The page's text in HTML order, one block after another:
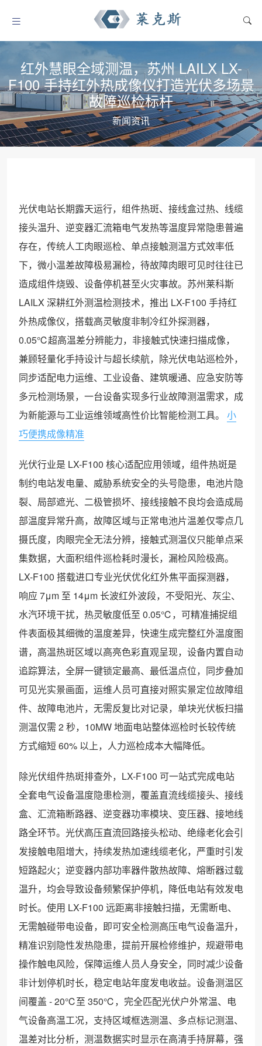
红外慧眼全域测温，苏州 LAILX LX-
F100 手持红外热成像仪打造光伏多场景
故障巡检标杆
新闻资讯
光伏电站长期露天运行，组件热斑、接线盒过热、线缆
接头温升、逆变器汇流箱电气发热等温度异常隐患普遍
存在，传统人工肉眼巡检、单点接触测温方式效率低
下，微小温差故障极易漏检，待故障肉眼可见时往往已
造成组件烧毁、设备停机甚至火灾事故。苏州莱科斯
LAILX 深耕红外测温检测技术，推出 LX-F100 手持红
外热成像仪，搭载高灵敏度非制冷红外探测器，
0.05℃超高温差分辨能力，非接触式快速扫描成像，
兼顾轻量化手持设计与超长续航，除光伏电站巡检外，
同步适配电力运维、工业设备、建筑暖通、应急安防等
多元检测场景，一台设备实现多行业故障测温需求，成
为新能源与工业运维领域高性价比智能检测工具。
小
巧便携成像精准
光伏行业是 LX-F100 核心适配应用领域，组件热斑是
制约电站发电量、威胁系统安全的头号隐患，电池片隐
裂、局部遮光、二极管损坏、接线接触不良均会造成局
部温度异常升高，故障区域与正常电池片温差仅零点几
摄氏度，肉眼完全无法分辨，接触式测温仪只能单点采
集数据，大面积组件巡检耗时漫长，漏检风险极高。
LX-F100 搭载进口专业光伏优化红外焦平面探测器，
响应 7μm 至 14μm 长波红外波段，不受阳光、灰尘、
水汽环境干扰，热灵敏度低至 0.05℃，可精准捕捉组
件表面极其细微的温度差异，快速生成完整红外温度图
谱，高温热斑区域以高亮色彩直观呈现，设备内置自动
追踪算法，全屏一键锁定最高、最低温点位，同步叠加
可见光实景画面，运维人员可直接对照实景定位故障组
件、故障电池片，无需反复比对记录，单块光伏板扫描
测温仅需 2 秒，10MW 地面电站整体巡检时长较传统
方式缩短 60% 以上，人力巡检成本大幅降低。
除光伏组件热斑排查外，LX-F100 可一站式完成电站
全套电气设备温度隐患检测，覆盖直流线缆接头、接线
盒、汇流箱断路器、逆变器功率模块、变压器、接地线
路全环节。光伏高压直流回路接头松动、绝缘老化会引
发接触电阻增大，持续发热加速线缆老化，严重时引发
短路起火；逆变器内部功率器件散热故障、熔断器过载
温升，均会导致设备频繁保护停机，降低电站有效发电
时长。使用 LX-F100 远距离非接触扫描，无需断电、
无需触碰带电设备，即可安全检测高压电气设备温升，
精准识别隐性发热隐患，提前开展检修维护，规避带电
操作触电风险，保障运维人员人身安全，同时减少设备
非计划停机时长，稳定电站年度发电收益。设备测温区
间覆盖 - 20℃至 350℃，完全匹配光伏户外常温、电
气设备高温工况，支持区域框选测温、多点标记测温、
温差对比分析，测温数据实时显示在高清手持屏幕，强